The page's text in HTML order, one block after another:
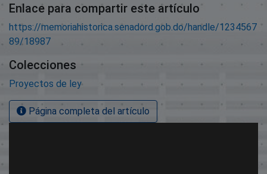
Enlace para compartir este artículo
https://memoriahistorica.senadord.gob.do/handle/1234567
89/18987
Colecciones
Proyectos de ley
Página completa del artículo